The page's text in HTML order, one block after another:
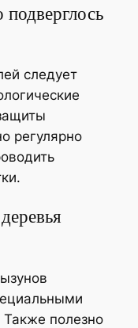
подверглось
следует
регулярно
полезно